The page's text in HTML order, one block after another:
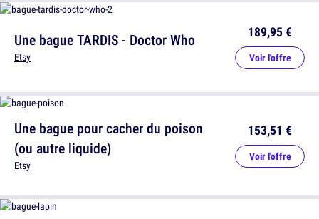
Une bague pour cacher du poison
(ou autre liquide)
Etsy
153,51 €
Voir l'offre
Une bague TARDIS - Doctor Who
Etsy
189,95 €
Voir l'offre